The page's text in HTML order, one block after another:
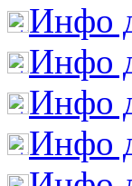
Инфо
Инфо
Инфо
Инфо